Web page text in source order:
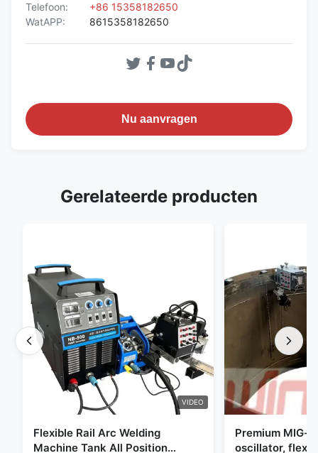
Telefoon:
+86 15358182650
WatAPP:
8615358182650
Nu aanvragen
Gerelateerde producten
VIDEO
Flexible Rail Arc Welding
Machine Tank All Position
Premium MIG-
oscillator,